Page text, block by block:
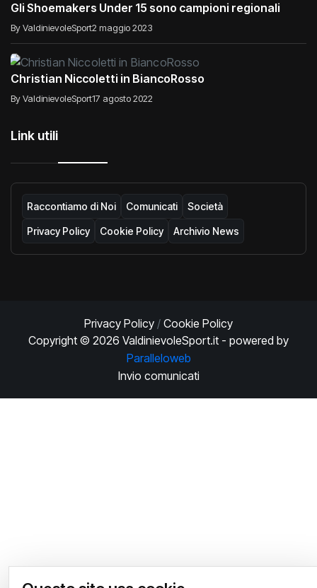
Gli Shoemakers Under 15 sono campioni regionali
By ValdinievoleSport2 maggio 2023
Christian Niccoletti in BiancoRosso
By ValdinievoleSport17 agosto 2022
Link utili
Raccontiamo di Noi Comunicati Società
Privacy Policy Cookie Policy Archivio News
Privacy Policy / Cookie Policy
Copyright © 2026 ValdinievoleSport.it - powered by
Paralleloweb
Invio comunicati